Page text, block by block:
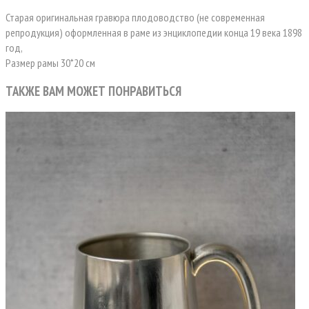
Старая оригинальная гравюра плодоводство (не современная
репродукция) оформленная в раме из энциклопедии конца 19 века 1898
год,
Размер рамы 30*20 см
ТАКЖЕ ВАМ МОЖЕТ ПОНРАВИТЬСЯ